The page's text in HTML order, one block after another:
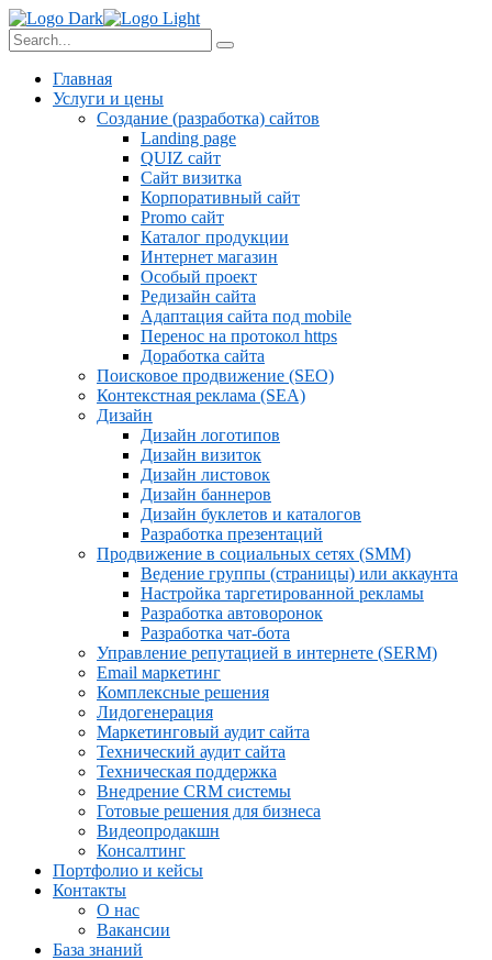
Главная
Услуги и цены
Создание (разработка) сайтов
Landing page
QUIZ сайт
Сайт визитка
Корпоративный сайт
Promo сайт
Каталог продукции
Интернет магазин
Особый проект
Редизайн сайта
Адаптация сайта под mobile
Перенос на протокол https
Доработка сайта
Поисковое продвижение (SEO)
Контекстная реклама (SEA)
Дизайн
Дизайн логотипов
Дизайн визиток
Дизайн листовок
Дизайн баннеров
Дизайн буклетов и каталогов
Разработка презентаций
Продвижение в социальных сетях (SMM)
Ведение группы (страницы) или аккаунта
Настройка таргетированной рекламы
Разработка автоворонок
Разработка чат-бота
Управление репутацией в интернете (SERM)
Email маркетинг
Комплексные решения
Лидогенерация
Маркетинговый аудит сайта
Технический аудит сайта
Техническая поддержка
Внедрение CRM системы
Готовые решения для бизнеса
Видеопродакшн
Консалтинг
Портфолио и кейсы
Контакты
О нас
Вакансии
База знаний